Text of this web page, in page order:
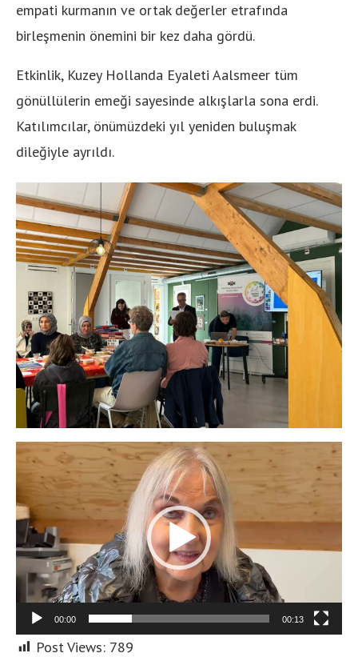
empati kurmanın ve ortak değerler etrafında
birleşmenin önemini bir kez daha gördü.
Etkinlik, Kuzey Hollanda Eyaleti Aalsmeer tüm
gönüllülerin emeği sayesinde alkışlarla sona erdi.
Katılımcılar, önümüzdeki yıl yeniden buluşmak
dileğiyle ayrıldı.
Video
oynatıcı
00:00 00:13
Post Views: 789